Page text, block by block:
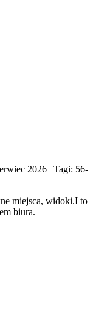
2026 | Tagi: 56-
miejsca, widoki.I to
biura.